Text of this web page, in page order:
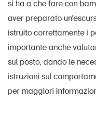
si ha a che fare con
aver preparato
istruito correttamente i
importante anche
sul posto, dando le
istruzioni sul
per maggiori